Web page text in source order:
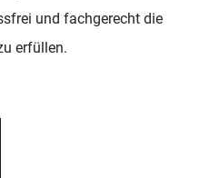
und fachgerecht die
erfüllen.